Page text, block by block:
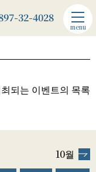
32-4028
menu
되는 이벤트의 목록
10월